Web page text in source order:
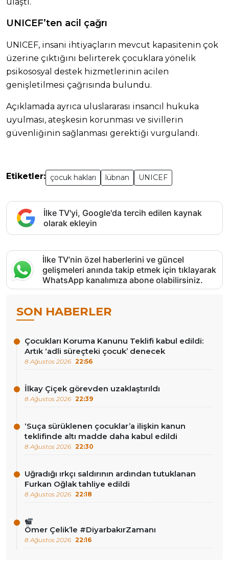
UNICEF’ten acil çağrı
UNICEF, insani ihtiyaçların mevcut kapasitenin çok
üzerine çıktığını belirterek çocuklara yönelik
psikososyal destek hizmetlerinin acilen
genişletilmesi çağrısında bulundu.
Açıklamada ayrıca uluslararası insancıl hukuka
uyulması, ateşkesin korunması ve sivillerin
güvenliğinin sağlanması gerektiği vurgulandı.
Etiketler: çocuk hakları lübnan UNICEF
İlke TV'yi, Google'da tercih edilen kaynak
olarak ekleyin
İlke TV’nin özel haberlerini ve güncel
gelişmeleri anında takip etmek için tıklayarak
WhatsApp kanalımıza abone olabilirsiniz.
SON HABERLER
Çocukları Koruma Kanunu Teklifi kabul edildi:
Artık ‘adli süreçteki çocuk’ denecek
8 Ağustos 2026 22:56
İlkay Çiçek görevden uzaklaştırıldı
8 Ağustos 2026 22:39
‘Suça sürüklenen çocuklar’a ilişkin kanun
teklifinde altı madde daha kabul edildi
8 Ağustos 2026 22:30
Uğradığı ırkçı saldırının ardından tutuklanan
Furkan Oğlak tahliye edildi
8 Ağustos 2026 22:18
Ömer Çelik’le #DiyarbakırZamanı
8 Ağustos 2026 22:16